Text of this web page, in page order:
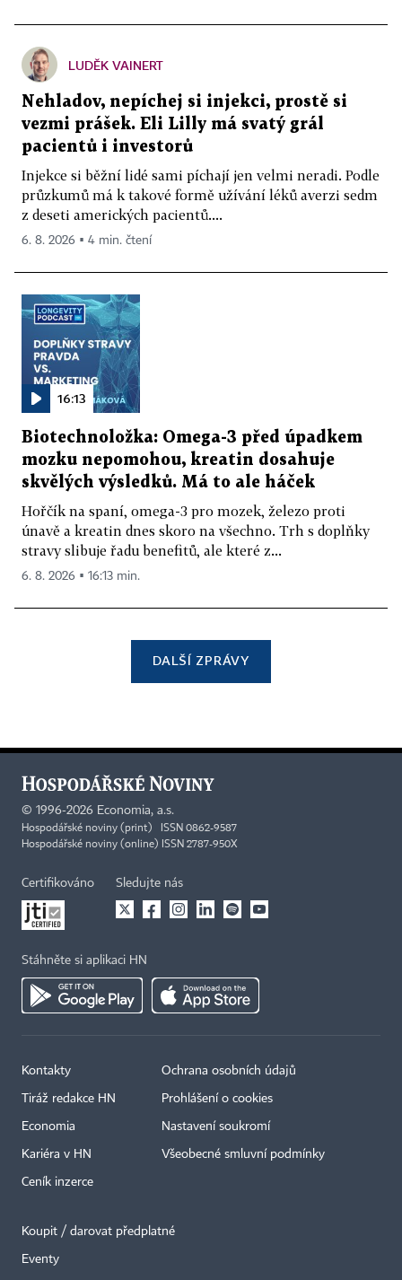
LUDĚK VAINERT
Nehladov, nepíchej si injekci, prostě si
vezmi prášek. Eli Lilly má svatý grál
pacientů i investorů
Injekce si běžní lidé sami píchají jen velmi neradi. Podle
průzkumů má k takové formě užívání léků averzi sedm
z deseti amerických pacientů....
6. 8. 2026 ▪ 4 min. čtení
16:13
Biotechnoložka: Omega-3 před úpadkem
mozku nepomohou, kreatin dosahuje
skvělých výsledků. Má to ale háček
Hořčík na spaní, omega-3 pro mozek, železo proti
únavě a kreatin dnes skoro na všechno. Trh s doplňky
stravy slibuje řadu benefitů, ale které z...
6. 8. 2026 ▪ 16:13 min.
DALŠÍ ZPRÁVY
© 1996-2026 Economia, a.s.
Hospodářské noviny (print) ISSN 0862-9587
Hospodářské noviny (online) ISSN 2787-950X
Certifikováno Sledujte nás
Stáhněte si aplikaci HN
Kontakty
Tiráž redakce HN
Economia
Kariéra v HN
Ceník inzerce
Ochrana osobních údajů
Prohlášení o cookies
Nastavení soukromí
Všeobecné smluvní podmínky
Koupit / darovat předplatné
Eventy